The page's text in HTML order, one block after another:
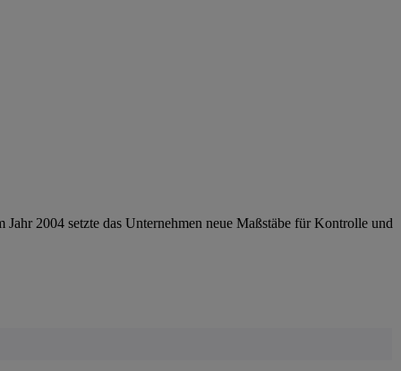
2004 setzte das Unternehmen neue Maßstäbe für Kontrolle und